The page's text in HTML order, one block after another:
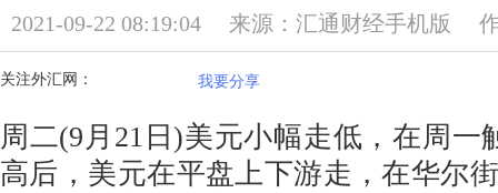
2021-09-22 08:19:04 来源：汇通财经手机版
关注外汇网： 我要分享
周二(9月21日)美元小幅走低，在周一
高后，美元在平盘上下游走，在华尔